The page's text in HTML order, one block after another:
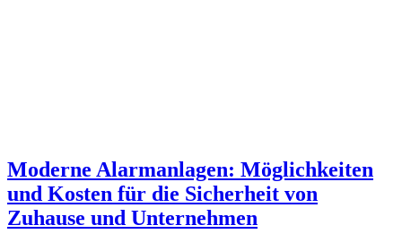
Moderne Alarmanlagen: Möglichkeiten
und Kosten für die Sicherheit von
Zuhause und Unternehmen